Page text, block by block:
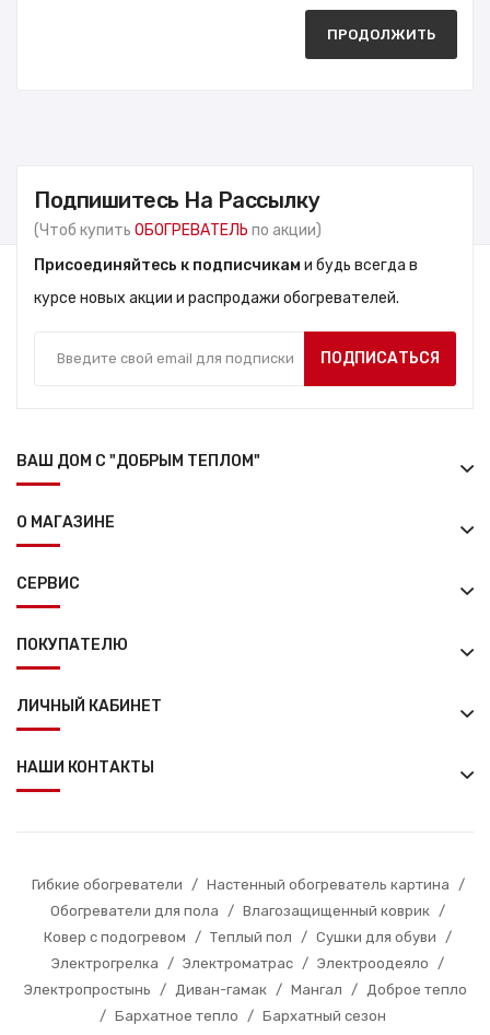
ПРОДОЛЖИТЬ
Подпишитесь На Рассылку
(Чтоб купить ОБОГРЕВАТЕЛЬ по акции)
Присоединяйтесь к подписчикам и будь всегда в
курсе новых акции и распродажи обогревателей.
ПОДПИСАТЬСЯ
ВАШ ДОМ С "ДОБРЫМ ТЕПЛОМ"
О МАГАЗИНЕ
СЕРВИС
ПОКУПАТЕЛЮ
ЛИЧНЫЙ КАБИНЕТ
НАШИ КОНТАКТЫ
Гибкие обогреватели / Настенный обогреватель картина
/
Обогреватели для пола
/ Влагозащищенный коврик
/
Ковер с подогревом
/ Теплый пол / Сушки для обуви
/
Электрогрелка
/ Электроматрас / Электроодеяло
/
Электропростынь
/ Диван-гамак / Мангал /
Доброе тепло
/ Бархатное тепло / Бархатный сезон